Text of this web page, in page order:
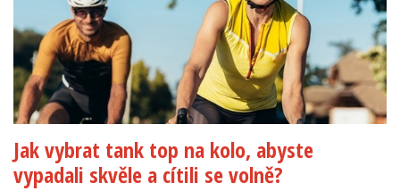
Jak vybrat tank top na kolo, abyste
vypadali skvěle a cítili se volně?